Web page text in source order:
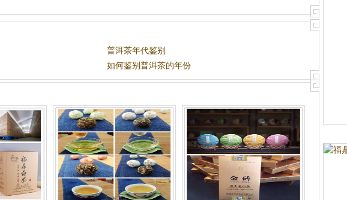
普洱茶年代鉴别
如何鉴别普洱茶的年份